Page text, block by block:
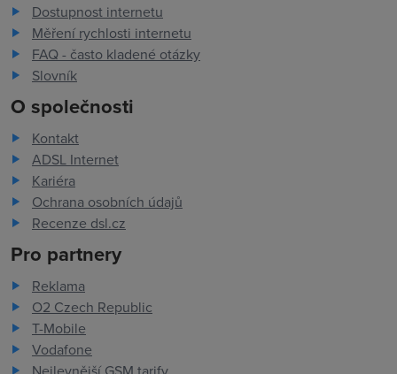
Dostupnost internetu
Měření rychlosti internetu
FAQ - často kladené otázky
Slovník
O společnosti
Kontakt
ADSL Internet
Kariéra
Ochrana osobních údajů
Recenze dsl.cz
Pro partnery
Reklama
O2 Czech Republic
T-Mobile
Vodafone